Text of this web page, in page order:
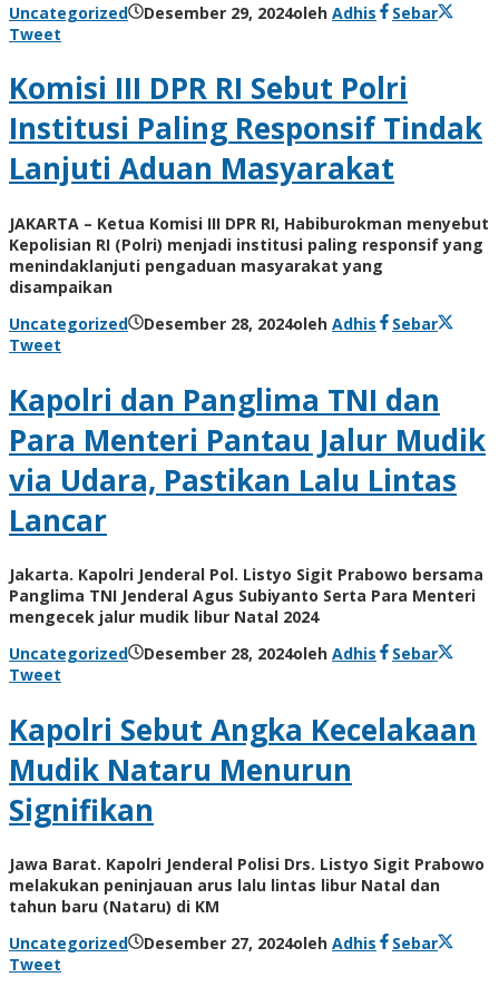
Uncategorized
Desember 29, 2024oleh Adhis
Sebar
Tweet
Komisi III DPR RI Sebut Polri
Institusi Paling Responsif Tindak
Lanjuti Aduan Masyarakat
JAKARTA – Ketua Komisi III DPR RI, Habiburokman menyebut
Kepolisian RI (Polri) menjadi institusi paling responsif yang
menindaklanjuti pengaduan masyarakat yang
disampaikan
Uncategorized
Desember 28, 2024oleh Adhis
Sebar
Tweet
Kapolri dan Panglima TNI dan
Para Menteri Pantau Jalur Mudik
via Udara, Pastikan Lalu Lintas
Lancar
Jakarta. Kapolri Jenderal Pol. Listyo Sigit Prabowo bersama
Panglima TNI Jenderal Agus Subiyanto Serta Para Menteri
mengecek jalur mudik libur Natal 2024
Uncategorized
Desember 28, 2024oleh Adhis
Sebar
Tweet
Kapolri Sebut Angka Kecelakaan
Mudik Nataru Menurun
Signifikan
Jawa Barat. Kapolri Jenderal Polisi Drs. Listyo Sigit Prabowo
melakukan peninjauan arus lalu lintas libur Natal dan
tahun baru (Nataru) di KM
Uncategorized
Desember 27, 2024oleh Adhis
Sebar
Tweet